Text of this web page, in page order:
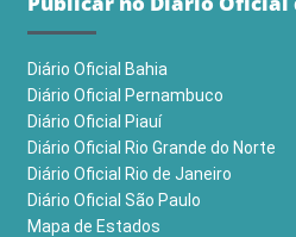
Diário Oficial Bahia
Diário Oficial Pernambuco
Diário Oficial Piauí
Diário Oficial Rio Grande do Norte
Diário Oficial Rio de Janeiro
Diário Oficial São Paulo
Mapa de Estados